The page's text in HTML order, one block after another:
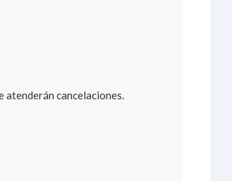
atenderán cancelaciones.